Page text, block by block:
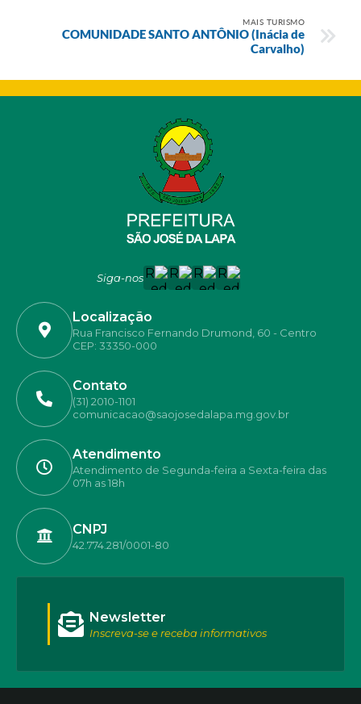
MAIS TURISMO
COMUNIDADE SANTO ANTÔNIO (Inácia de
Carvalho)
Siga-nos
Localização
Rua Francisco Fernando Drumond, 60 - Centro
CEP: 33350-000
Contato
(31) 2010-1101
comunicacao@saojosedalapa.mg.gov.br
Atendimento
Atendimento de Segunda-feira a Sexta-feira das
07h as 18h
CNPJ
42.774.281/0001-80
Newsletter
Inscreva-se e receba informativos